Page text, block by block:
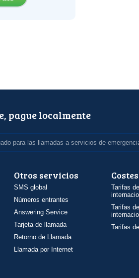
pague localmente
para las llamadas a servicios de
Otros servicios
SMS global
Números entrantes
Answering Service
Tarjeta de llamada
Retorno de Llamada
Llamada por Internet
Costes
Tarifas
Tarifas
Tarifas